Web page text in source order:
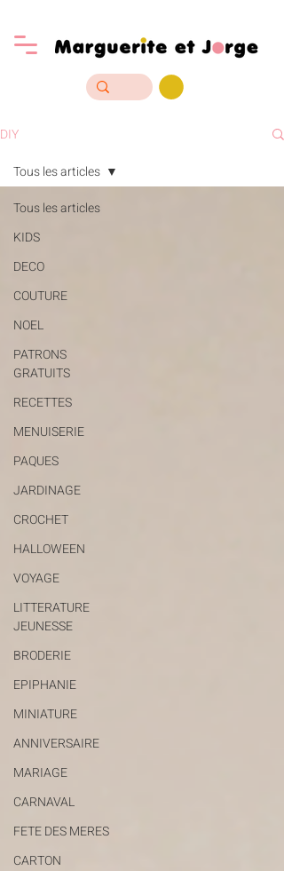
DIY
Tous les articles
KIDS
DECO
COUTURE
NOEL
PATRONS
GRATUITS
RECETTES
MENUISERIE
PAQUES
JARDINAGE
CROCHET
HALLOWEEN
VOYAGE
LITTERATURE
JEUNESSE
BRODERIE
EPIPHANIE
MINIATURE
ANNIVERSAIRE
MARIAGE
CARNAVAL
FETE DES MERES
CARTON
Tous les articles